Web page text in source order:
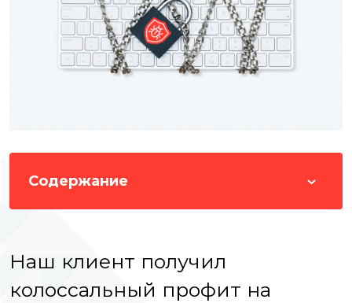
Содержание
Наш клиент получил
колоссальный профит на